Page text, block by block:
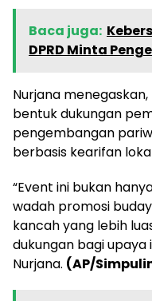
Baca juga:
DPRD Minta
Nurjana
bentuk dukungan
pengembangan
berbasis kearifan
“Event ini bukan
wadah promosi
kancah yang lebih
dukungan bagi upaya
Nurjana. (AP/